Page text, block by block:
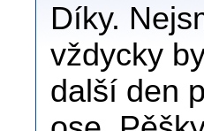
Díky.
vždycky
další den